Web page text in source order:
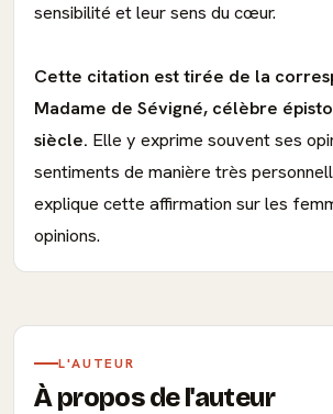
sensibilité et leur sens du cœur.
Cette citation est tirée de la
Madame de Sévigné, célèbre
siècle. Elle y exprime souvent ses
sentiments de manière très
explique cette affirmation sur les
opinions.
L'AUTEUR
À propos de l'auteur